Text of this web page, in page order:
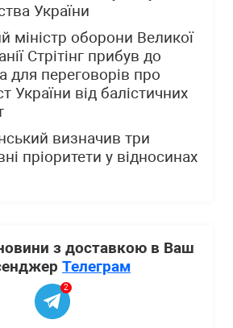
України
міністр оборони Великої
Стрітінг прибув до
для переговорів про
України від балістичних
визначив три
пріоритети у відносинах
новини з доставкою в Ваш
Телеграм
2